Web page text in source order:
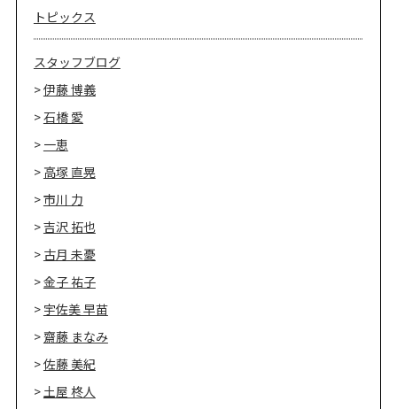
トピックス
スタッフブログ
伊藤 博義
石橋 愛
一恵
高塚 直晃
市川 力
吉沢 拓也
古月 未憂
金子 祐子
宇佐美 早苗
齋藤 まなみ
佐藤 美紀
土屋 柊人